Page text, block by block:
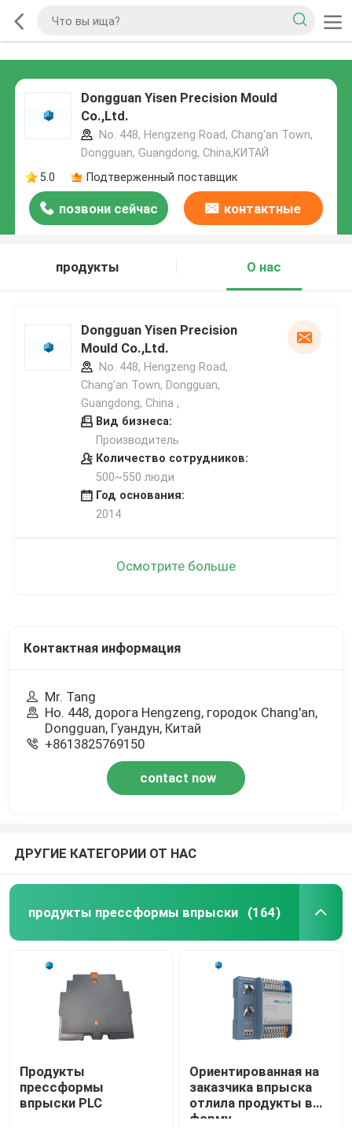
Dongguan Yisen Precision Mould
Co.,Ltd.
No. 448, Hengzeng Road, Chang'an Town,
Dongguan, Guangdong, China,КИТАЙ
5.0
Подтверженный поставщик
позвони сейчас контактные
продукты
О нас
Dongguan Yisen Precision
Mould Co.,Ltd.
No. 448, Hengzeng Road,
Chang'an Town, Dongguan,
Guangdong, China ,
Вид бизнеса:
Производитель
Количество сотрудников:
500~550 люди
Год основания:
2014
Осмотрите больше
Контактная информация
Mr. Tang
Но. 448, дорога Hengzeng, городок Chang'an,
Dongguan, Гуандун, Китай
+8613825769150
contact now
ДРУГИЕ КАТЕГОРИИ ОТ НАС
продукты прессформы впрыски (164)
Продукты
прессформы
впрыски PLC
Ориентированная на
заказчика впрыска
отлила продукты в
форму